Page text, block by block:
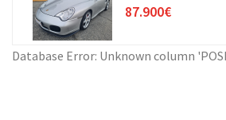
87.900€
Database Error: Unknown column